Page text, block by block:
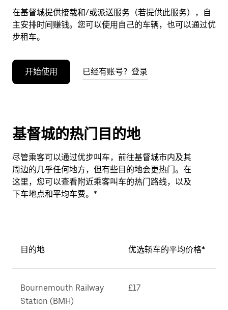
在基督城提供接载和/或派送服务（若提供此服务），自
主安排时间赚钱。您可以使用自己的车辆，也可以通过优
步租车。
开始使用 已经有账号？登录
基督城的热门目的地
尽管乘客可以通过优步叫车，前往基督城市内及其
周边的几乎任何地方，但有些目的地会更热门。在
这里，您可以查看附近乘客叫车的热门路线，以及
下车地点和平均车费。*
目的地 优选轿车的平均价格*
Bournemouth Railway
Station (BMH)
£17